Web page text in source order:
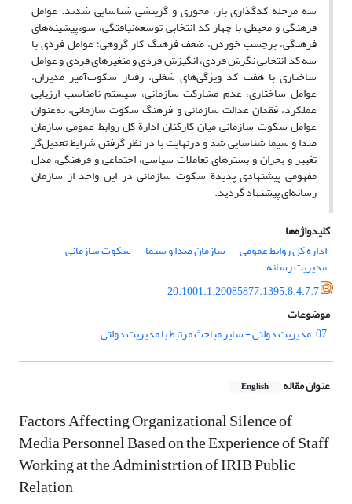
سه مرحله کدگذاری باز، محوری و گزینشی شناسایی شدند. عوامل
فرهنگی و محیطی با چهار کد انتخابی توسعه‌نیافتگی، سوءپیشینه‌های
فرهنگی، برچسب خوردن، ضعف فرهنگ کار گروهی؛ عوامل فردی با
سه کد انتخابی نگرش فردی، انگیزش فردی و متغیرهای فردی و عوامل
ساختاری با هفت کد ویژگی‌های شغلی، رفتار سکوت‌آمیز مدیران،
عوامل ساختاری، عدم مشارکت سازمانی، سیستم نامناسب ارزیابی
عملکرد، فقدان عدالت سازمانی و فرهنگ سکوت سازمانی، به‌عنوان
عوامل سکوت سازمانی میان کارکنان ادارة کل روابط عمومی سازمان
صدا و سیما شناسایی شد و درنهایت با در نظر گرفتن شرایط تعدیل‌گر
تغییر و بحران و بسترهای تعاملات سیاسی، اجتماعی و فرهنگی، مدل
مفهومی پیشنهادی پدیدة سکوت سازمانی در این واحد از سازمان
رسانه‌ای پیشنهاد گردید.
کلیدواژه‌ها
ادارة کل روابط عمومی
سازمان صدا و سیما سکوت سازمانی
مدیریت رسانه
20.1001.1.20085877.1395.8.4.7.7
موضوعات
07. مدیریت دولتی - سایر مباحث مرتبط با مدیریت دولتی
عنوان مقاله English
Factors Affecting Organizational Silence of
Media Personnel Based on the Experience of Staff
Working at the Administrtion of IRIB Public
Relation